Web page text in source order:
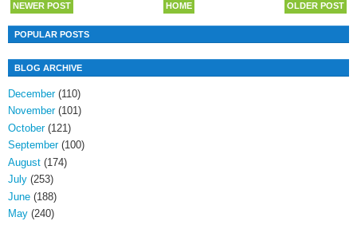
NEWER POST OLDER POST
HOME
POPULAR POSTS
BLOG ARCHIVE
December(110)
November(101)
October(121)
September(100)
August (174)
July (253)
June (188)
May (240)